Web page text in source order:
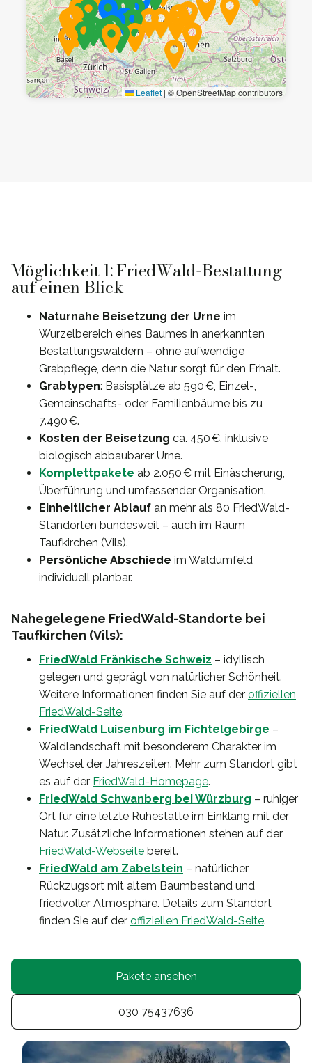
Leaflet | © OpenStreetMap contributors
Möglichkeit 1: FriedWald-Bestattung
auf einen Blick
Naturnahe Beisetzung der Urne im
Wurzelbereich eines Baumes in anerkannten
Bestattungswäldern – ohne aufwendige
Grabpflege, denn die Natur sorgt für den Erhalt.
Grabtypen: Basisplätze ab 590 €, Einzel-,
Gemeinschafts- oder Familienbäume bis zu
7.490 €.
Kosten der Beisetzung ca. 450 €, inklusive
biologisch abbaubarer Urne.
Komplettpakete ab 2.050 € mit Einäscherung,
Überführung und umfassender Organisation.
Einheitlicher Ablauf an mehr als 80 FriedWald-
Standorten bundesweit – auch im Raum
Taufkirchen (Vils).
Persönliche Abschiede im Waldumfeld
individuell planbar.
Nahegelegene FriedWald-Standorte bei
Taufkirchen (Vils):
FriedWald Fränkische Schweiz – idyllisch
gelegen und geprägt von natürlicher Schönheit.
Weitere Informationen finden Sie auf der offiziellen
FriedWald-Seite.
FriedWald Luisenburg im Fichtelgebirge –
Waldlandschaft mit besonderem Charakter im
Wechsel der Jahreszeiten. Mehr zum Standort gibt
es auf der FriedWald-Homepage.
FriedWald Schwanberg bei Würzburg – ruhiger
Ort für eine letzte Ruhestätte im Einklang mit der
Natur. Zusätzliche Informationen stehen auf der
FriedWald-Webseite bereit.
FriedWald am Zabelstein – natürlicher
Rückzugsort mit altem Baumbestand und
friedvoller Atmosphäre. Details zum Standort
finden Sie auf der offiziellen FriedWald-Seite.
Pakete ansehen
030 75437636